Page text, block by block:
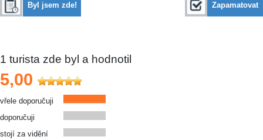
Byl jsem zde! Zapamatovat
1 turista zde byl a hodnotil
5,00
vřele doporučuji
doporučuji
stojí za vidění